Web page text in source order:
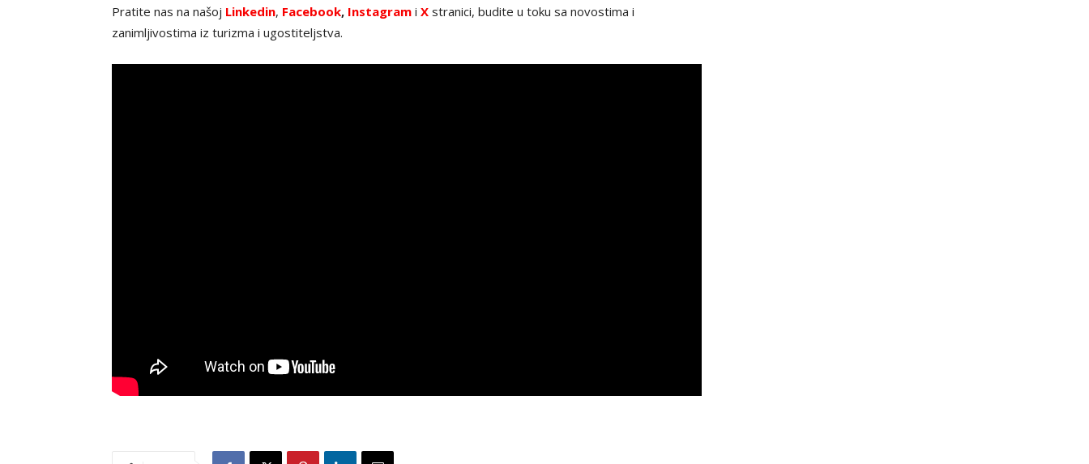
Pratite nas na našoj Linkedin, Facebook, Instagram i X stranici, budite u toku sa novostima i
zanimljivostima iz turizma i ugostiteljstva.